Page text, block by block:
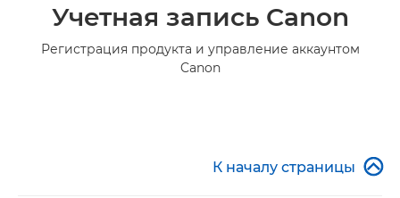
Учетная запись Canon
Регистрация продукта и управление аккаунтом
Canon
К началу страницы 